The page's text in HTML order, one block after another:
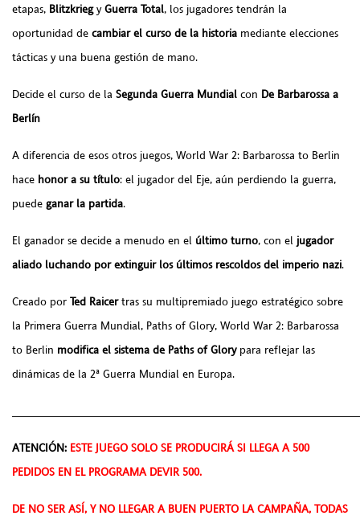
etapas, BlitzkriegyGuerra Total, los jugadores tendrán la
oportunidad de cambiar el curso de la historia mediante elecciones
tácticas y una buena gestión de mano.
Decide el curso de la Segunda Guerra Mundial con De Barbarossa a
Berlín
A diferencia de esos otros juegos, World War 2: Barbarossa to Berlin
hace honor a su título: el jugador del Eje, aún perdiendo la guerra,
puede ganar la partida.
El ganador se decide a menudo en el último turno, con el jugador
aliado luchando por extinguir los últimos rescoldos del imperio nazi.
Creado por Ted Raicertras su multipremiado juego estratégico sobre
la Primera Guerra Mundial, Paths of Glory, World War 2: Barbarossa
to Berlin modifica el sistema de Paths of Glorypara reflejar las
dinámicas de la 2ª Guerra Mundial en Europa.
ATENCIÓN: ESTE JUEGO SOLO SE PRODUCIRÁ SI LLEGA A 500
PEDIDOS EN EL PROGRAMA DEVIR 500.
DE NO SER ASÍ, Y NO LLEGAR A BUEN PUERTO LA CAMPAÑA, TODAS